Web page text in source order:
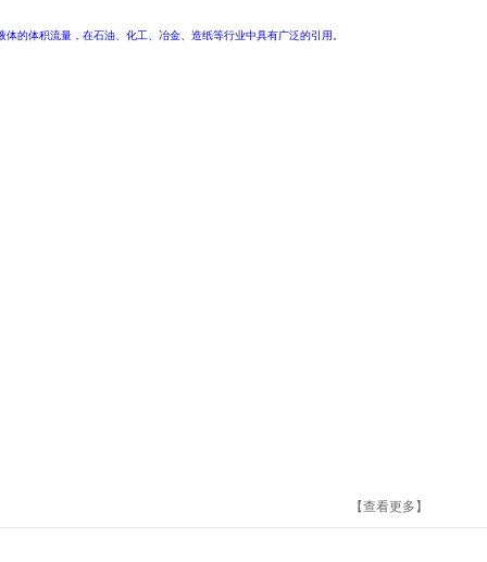
的体积流量，在石油、化工、冶金、造纸等行业中具有广泛的引用。
【查看更多】